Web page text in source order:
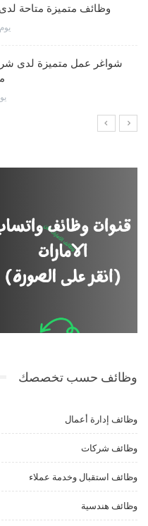
وظائف متميزة متاحة
شواغر عمل متميزة لدى
وظائف حسب تخصصك
وظائف إدارة أعمال
وظائف شركات
وظائف استقبال وخدمة عملاء
وظائف هندسية